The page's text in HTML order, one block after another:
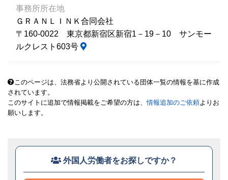
事務所所在地
ＧＲＡＮＬＩＮＫ合同会社
〒160-0022 東京都新宿区新宿1－19－10 サンモー
ルクレスト603号
このページは、法務省より公開されている団体一覧の情報を基に作成
されています。
このサイトに追加で情報掲載をご希望の方は、情報追加のご依頼よりお
願いします。
外国人労働者をお探しですか？